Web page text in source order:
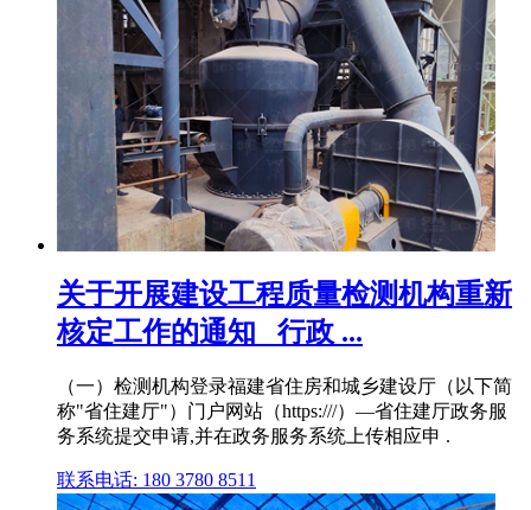
关于开展建设工程质量检测机构重新
核定工作的通知_ 行政 ...
（一）检测机构登录福建省住房和城乡建设厅（以下简
称"省住建厅"）门户网站（https:///）—省住建厅政务服
务系统提交申请,并在政务服务系统上传相应申 .
联系电话: 180 3780 8511